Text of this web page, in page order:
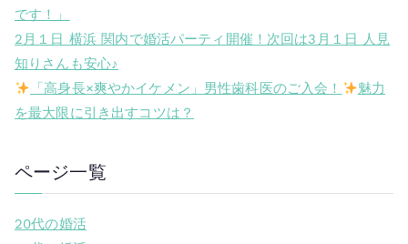
です！」
2月１日 横浜 関内で婚活パーティ開催！次回は3月１日 人見
知りさんも安心♪
「高身長×爽やかイケメン」男性歯科医のご入会！
魅力
を最大限に引き出すコツは？
ページ一覧
20代の婚活